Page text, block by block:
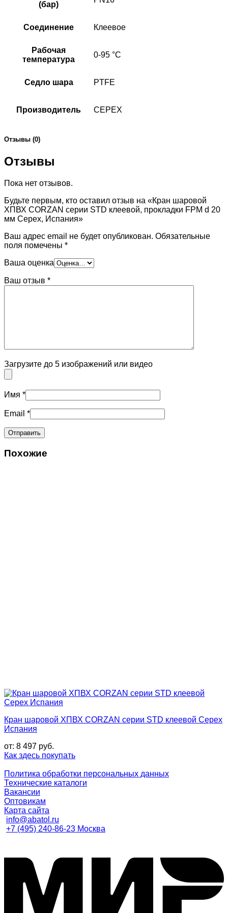
(бар)
Соединение Клеевое
Рабочая
температура
0-95 °C
Седло шара PTFE
Производитель CEPEX
Отзывы (0)
Отзывы
Пока нет отзывов.
Будьте первым, кто оставил отзыв на «Кран шаровой
ХПВХ CORZAN серии STD клеевой, прокладки FPM d 20
мм Cepex, Испания»
Ваш адрес email не будет опубликован. Обязательные
поля помечены *
Ваша оценка
Ваш отзыв *
Загрузите до 5 изображений или видео
Имя *
Email *
Похожие
Кран шаровой ХПВХ CORZAN серии STD клеевой Cepex
Испания
от: 8 497 руб.
Как здесь покупать
Политика обработки персональных данных
Технические каталоги
Вакансии
Оптовикам
Карта сайта
info@abatol.ru
+7 (495) 240-86-23 Москва